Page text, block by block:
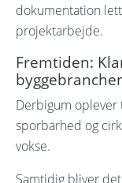
dokumentation
projektarbejde.
Fremtiden:
Derbigum oplever
sporbarhed og
vokse.
Samtidig bliver